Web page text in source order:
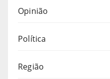
Opinião
Política
Região